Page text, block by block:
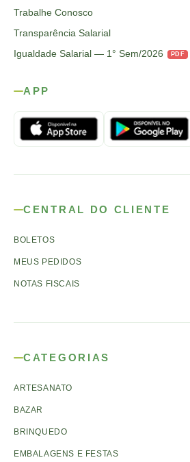
Trabalhe Conosco
Transparência Salarial
Igualdade Salarial — 1° Sem/2026
PDF
APP
CENTRAL DO CLIENTE
BOLETOS
MEUS PEDIDOS
NOTAS FISCAIS
CATEGORIAS
ARTESANATO
BAZAR
BRINQUEDO
EMBALAGENS E FESTAS